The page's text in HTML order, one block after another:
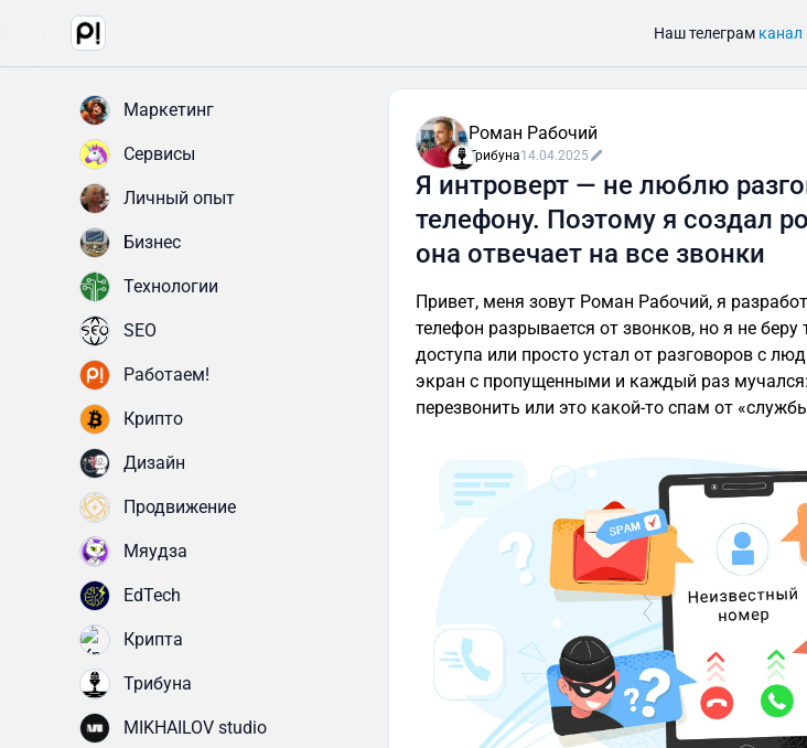
Наш телеграм канал
Маркетинг
Сервисы
Личный опыт
Бизнес
Технологии
SEO
Работаем!
Крипто
Дизайн
Продвижение
Мяудза
EdTech
Крипта
Трибуна
MIKHAILOV studio
Роман Рабочий
Трибуна14.04.2025
Я интроверт — не люблю
телефону. Поэтому я создал
она отвечает на все звонки
Привет, меня зовут Роман Рабочий, я
телефон разрывается от звонков, но я не беру
доступа или просто устал от разговоров с
экран с пропущенными и каждый раз
перезвонить или это какой-то спам от